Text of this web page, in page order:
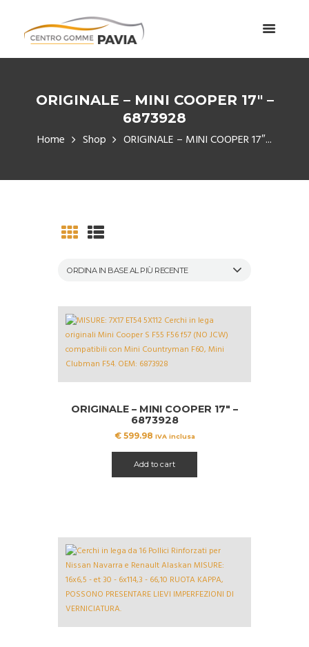
ORIGINALE – MINI COOPER 17″ –
6873928
Home Shop ORIGINALE – MINI COOPER 17″...
ORIGINALE – MINI COOPER 17″ –
6873928
€599.98 IVA inclusa
Add to cart